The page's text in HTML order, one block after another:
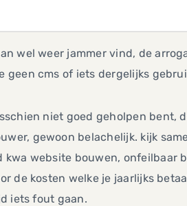
wel weer jammer vind, de
geen cms of iets dergelijks
niet goed geholpen bent,
gewoon belachelijk. kijk
kwa website bouwen, onfeilbaar
de kosten welke je jaarlijks
iets fout gaan.